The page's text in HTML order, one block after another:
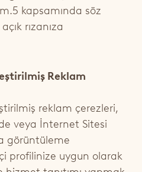
kapsamında söz
açık rızanıza
Reklam
reklam çerezleri,
veya İnternet Sitesi
görüntüleme
profilinize uygun olarak